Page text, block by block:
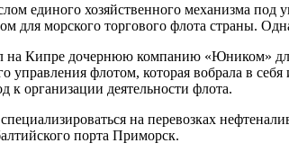
единого хозяйственного механизма под
для морского торгового флота страны.
на Кипре дочернюю компанию «Юником»
управления флотом, которая вобрала в
к организации деятельности флота.
на перевозках
порта Приморск.